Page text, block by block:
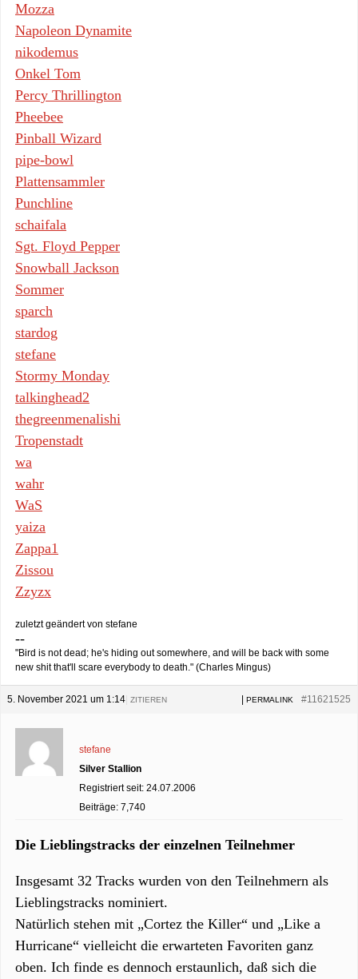
Mozza
Napoleon Dynamite
nikodemus
Onkel Tom
Percy Thrillington
Pheebee
Pinball Wizard
pipe-bowl
Plattensammler
Punchline
schaifala
Sgt. Floyd Pepper
Snowball Jackson
Sommer
sparch
stardog
stefane
Stormy Monday
talkinghead2
thegreenmenalishi
Tropenstadt
wa
wahr
WaS
yaiza
Zappa1
Zissou
Zzyzx
zuletzt geändert von stefane
--
"Bird is not dead; he's hiding out somewhere, and will be back with some
new shit that'll scare everybody to death." (Charles Mingus)
5. November 2021 um 1:14 #11621525
PERMALINK
ZITIEREN
stefane
Silver Stallion
Registriert seit: 24.07.2006
Beiträge: 7,740
Die Lieblingstracks der einzelnen Teilnehmer
Insgesamt 32 Tracks wurden von den Teilnehmern als
Lieblingstracks nominiert.
Natürlich stehen mit „Cortez the Killer“ und „Like a
Hurricane“ vielleicht die erwarteten Favoriten ganz
oben. Ich finde es dennoch erstaunlich, daß sich die